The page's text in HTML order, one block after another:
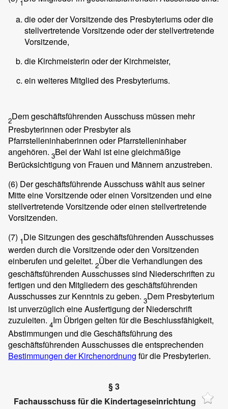
1
die oder der Vorsitzende des Presbyteriums oder die
stellvertretende Vorsitzende oder der stellvertretende
Vorsitzende,
die Kirchmeisterin oder der Kirchmeister,
ein weiteres Mitglied des Presbyteriums.
2Dem geschäftsführenden Ausschuss müssen mehr
Presbyterinnen oder Presbyter als
Pfarrstelleninhaberinnen oder Pfarrstelleninhaber
angehören. 3Bei der Wahl ist eine gleichmäßige
Berücksichtigung von Frauen und Männern anzustreben.
(6) Der geschäftsführende Ausschuss wählt aus seiner
Mitte eine Vorsitzende oder einen Vorsitzenden und eine
stellvertretende Vorsitzende oder einen stellvertretende
Vorsitzenden.
(7) 1Die Sitzungen des geschäftsführenden Ausschusses
werden durch die Vorsitzende oder den Vorsitzenden
einberufen und geleitet. 2Über die Verhandlungen des
geschäftsführenden Ausschusses sind Niederschriften zu
fertigen und den Mitgliedern des geschäftsführenden
Ausschusses zur Kenntnis zu geben. 3Dem Presbyterium
ist unverzüglich eine Ausfertigung der Niederschrift
zuzuleiten. 4Im Übrigen gelten für die Beschlussfähigkeit,
Abstimmungen und die Geschäftsführung des
geschäftsführenden Ausschusses die entsprechenden
Bestimmungen der Kirchenordnung für die Presbyterien.
§ 3
Fachausschuss für die Kindertageseinrichtung